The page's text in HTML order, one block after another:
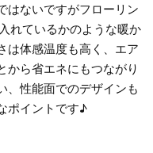
はないですがフローリン
れているかのような暖か
は体感温度も高く、エア
から省エネにもつながり
、性能面でのデザインも
ポイントです♪